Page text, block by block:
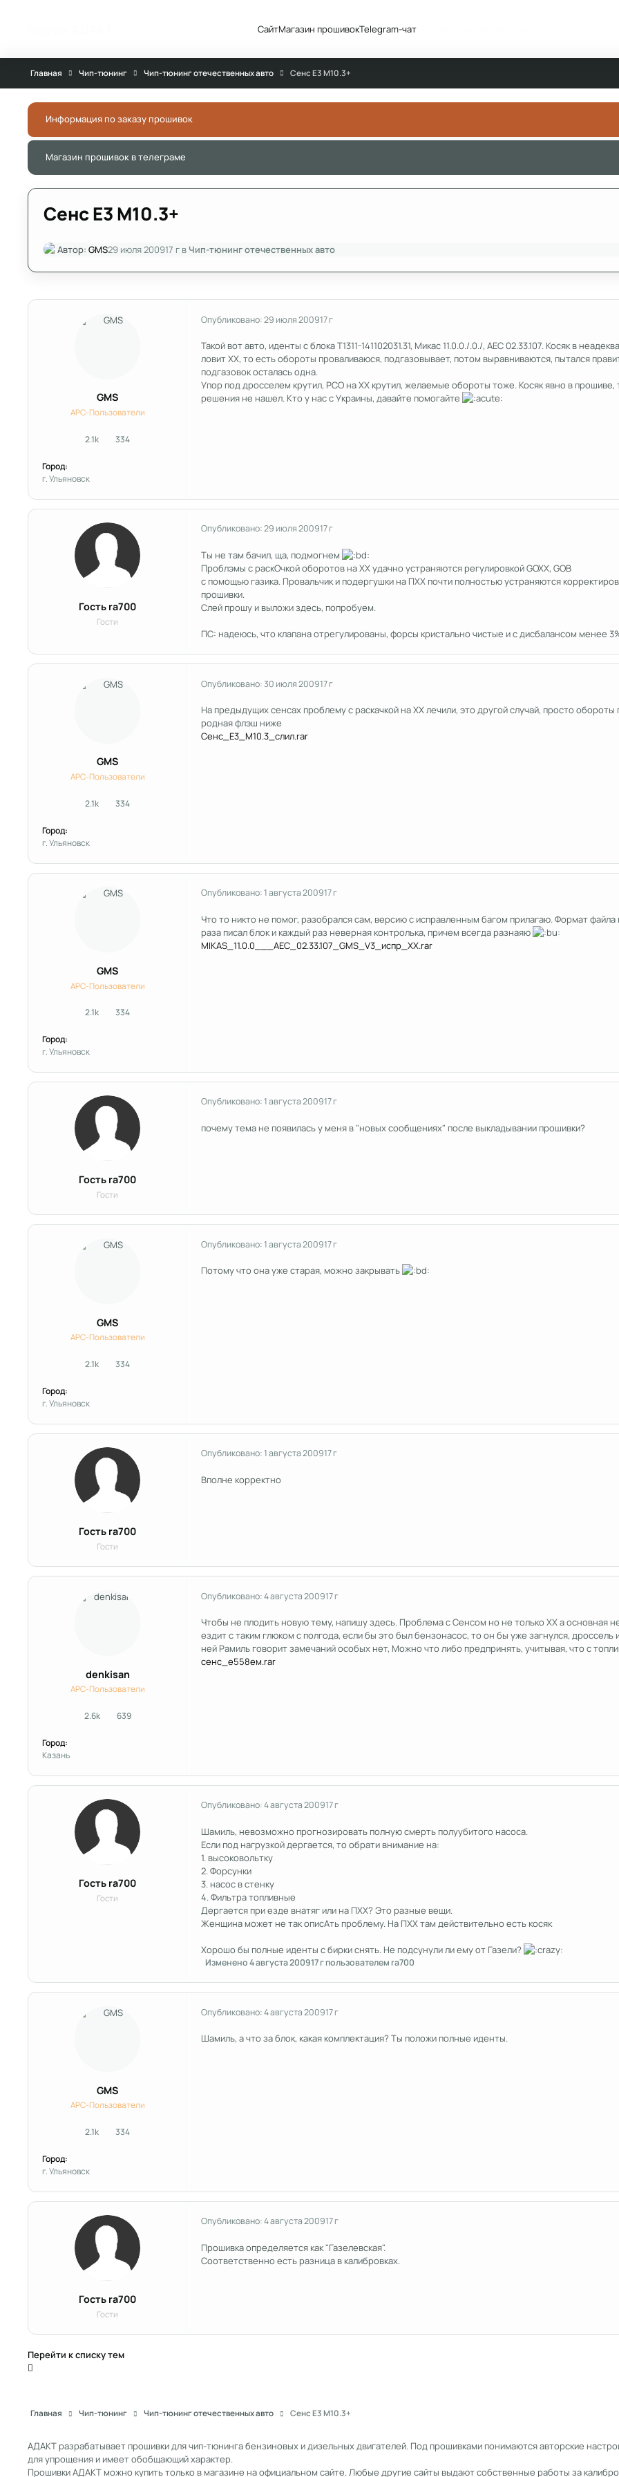
СайтМагазин прошивокTelegram-чатСообщество
Главная Чип-тюнинг Чип-тюнинг отечественных авто Сенс Е3 М10.3+
Информация по заказу прошивок
Магазин прошивок в телеграме
Сенс Е3 М10.3+
Автор: GMS29 июля 200917 гв Чип-тюнинг отечественных авто
GMS
APC-Пользователи
2.1kсообщения
334Репутация
Город:
г. Ульяновск
Опубликовано:29 июля 200917 г
Такой вот авто, иденты с блока Т1311-141102031.31, Микас 11.0.0./.0./, АЕС 02.33.107. Косяк в
ловит ХХ, то есть обороты проваливаюся, подгазовывает, потом выравниваются, пытался
подгазовок осталась одна.
Упор под дросселем крутил, РСО на ХХ крутил, желаемые обороты тоже. Косяк явно в
решения не нашел. Кто у нас с Украины, давайте помогайте
Гость ra700
Гости
Опубликовано:29 июля 200917 г
Ты не там бачил, ща, подмогнем
Проблэмы с раскОчкой оборотов на ХХ удачно устраняются регулировкой GOXX, GOB
с помощью газика. Провальчик и подергушки на ПХХ почти полностью устраняются
прошивки.
Слей прошу и выложи здесь, попробуем.
ПС: надеюсь, что клапана отрегулированы, форсы кристально чистые и с дисбалансом менее
GMS
APC-Пользователи
2.1kсообщения
334Репутация
Город:
г. Ульяновск
Опубликовано:30 июля 200917 г
На предыдущих сенсах проблему с раскачкой на ХХ лечили, это другой случай, просто
родная флэш ниже
Сенс_Е3_М10.3_слил.rar
GMS
APC-Пользователи
2.1kсообщения
334Репутация
Город:
г. Ульяновск
Опубликовано:1 августа 200917 г
Что то никто не помог, разобрался сам, версию с исправленным багом прилагаю. Формат
раза писал блок и каждый раз неверная контролька, причем всегда разнаяю
MIKAS_11.0.0___AEC_02.33.107_GMS_V3_испр_ХХ.rar
Гость ra700
Гости
Опубликовано:1 августа 200917 г
почему тема не появилась у меня в "новых сообщениях" после выкладывании прошивки?
GMS
APC-Пользователи
2.1kсообщения
334Репутация
Город:
г. Ульяновск
Опубликовано:1 августа 200917 г
Потому что она уже старая, можно закрывать
Гость ra700
Гости
Опубликовано:1 августа 200917 г
Вполне корректно
denkisan
APC-Пользователи
2.6kсообщения
639
Репутация
Город:
Kазань
Опубликовано:4 августа 200917 г
Чтобы не плодить новую тему, напишу здесь. Проблема с Сенсом но не только ХХ а основная
ездит с таким глюком с полгода, если бы это был бензонасос, то он бы уже загнулся,
ней Рамиль говорит замечаний особых нет, Можно что либо предпринять, учитывая, что с
сенс_е558ем.rar
Гость ra700
Гости
Опубликовано:4 августа 200917 г
Шамиль, невозможно прогнозировать полную смерть полуубитого насоса.
Если под нагрузкой дергается, то обрати внимание на:
1. высоковольтку
2. Форсунки
3. насос в стенку
4. Фильтра топливные
Дергается при езде внатяг или на ПХХ? Это разные вещи.
Женщина может не так описАть проблему. На ПХХ там действительно есть косяк
Хорошо бы полные иденты с бирки снять. Не подсунули ли ему от Газели?
Изменено4 августа 200917 гпользователем ra700
GMS
APC-Пользователи
2.1kсообщения
334Репутация
Город:
г. Ульяновск
Опубликовано:4 августа 200917 г
Шамиль, а что за блок, какая комплектация? Ты положи полные иденты.
Гость ra700
Гости
Опубликовано:4 августа 200917 г
Прошивка определяется как "Газелевская".
Соответственно есть разница в калибровках.
Перейти к списку тем
Главная Чип-тюнинг Чип-тюнинг отечественных авто Сенс Е3 М10.3+
АДАКТ разрабатывает прошивки для чип-тюнинга бензиновых и дизельных двигателей. Под прошивками понимаются авторские
для упрощения и имеет обобщающий характер.
Прошивки АДАКТ можно купить только в магазине на официальном сайте. Любые другие сайты выдают собственные работы за